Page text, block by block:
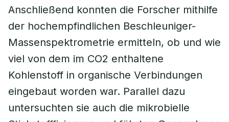
Anschließend konnten die Forscher mithilfe
der hochempfindlichen Beschleuniger-
Massenspektrometrie ermitteln, ob und wie
viel von dem im CO2 enthaltene
Kohlenstoff in organische Verbindungen
eingebaut worden war. Parallel dazu
untersuchten sie auch die mikrobielle